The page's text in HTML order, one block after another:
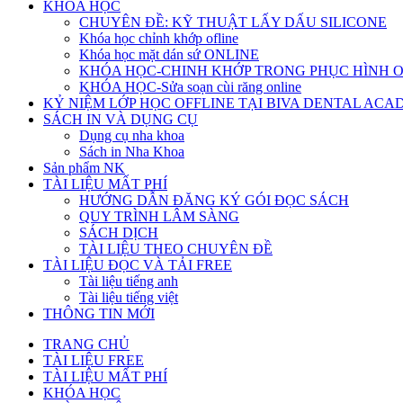
KHÓA HỌC
CHUYÊN ĐỀ: KỸ THUẬT LẤY DẤU SILICONE
Khóa học chỉnh khớp ofline
Khóa học mặt dán sứ ONLINE
KHÓA HỌC-CHINH KHỚP TRONG PHỤC HÌNH
KHÓA HỌC-Sửa soạn cùi răng online
KỶ NIỆM LỚP HỌC OFFLINE TẠI BIVA DENTAL
SÁCH IN VÀ DỤNG CỤ
Dụng cụ nha khoa
Sách in Nha Khoa
Sản phẩm NK
TÀI LIỆU MẤT PHÍ
HƯỚNG DẪN ĐĂNG KÝ GÓI ĐỌC SÁCH
QUY TRÌNH LÂM SÀNG
SÁCH DỊCH
TÀI LIỆU THEO CHUYÊN ĐỀ
TÀI LIỆU ĐỌC VÀ TẢI FREE
Tài liệu tiếng anh
Tài liệu tiếng việt
THÔNG TIN MỚI
TRANG CHỦ
TÀI LIỆU FREE
TÀI LIỆU MẤT PHÍ
KHÓA HỌC